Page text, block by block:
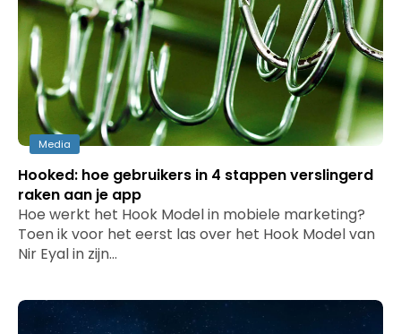
Media
Hooked: hoe gebruikers in 4 stappen verslingerd
raken aan je app
Hoe werkt het Hook Model in mobiele marketing?
Toen ik voor het eerst las over het Hook Model van
Nir Eyal in zijn…